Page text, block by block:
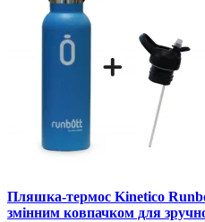
Пляшка-термос Kinetico
змінним ковпачком для